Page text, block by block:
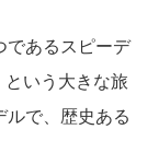
であるスピーデ
いう大きな旅
ルで、歴史ある